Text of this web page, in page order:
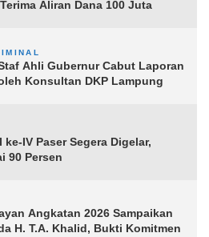
Aliran Dana 100 Juta
Ahli Gubernur Cabut Laporan
Konsultan DKP Lampung
ke-IV Paser Segera Digelar,
90 Persen
Angkatan 2026 Sampaikan
H. T.A. Khalid, Bukti Komitmen